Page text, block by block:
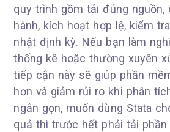
quy trình gồm tải đúng nguồn,
hành, kích hoạt hợp lệ, kiểm
nhật định kỳ. Nếu bạn làm
thống kê hoặc thường xuyên
tiếp cận này sẽ giúp phần
hơn và giảm rủi ro khi phân
ngắn gọn, muốn dùng Stata
quả thì trước hết phải tải